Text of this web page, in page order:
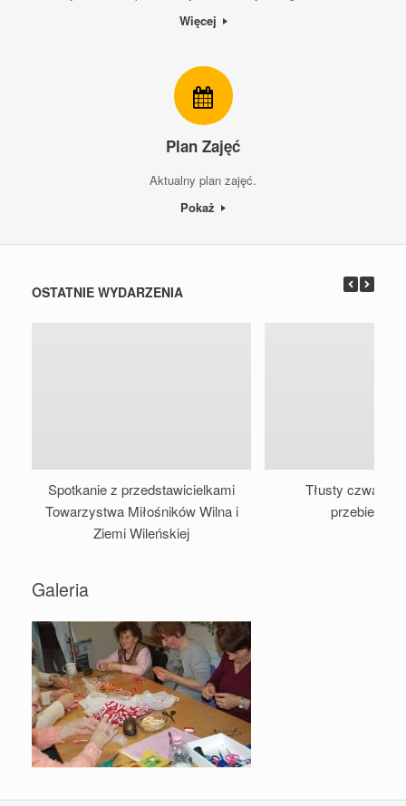
Więcej
Plan Zajęć
Aktualny plan zajęć.
Pokaż
OSTATNIE WYDARZENIA
Spotkanie z przedstawicielkami
Towarzystwa Miłośników Wilna i
Ziemi Wileńskiej
Tłusty czwartek
Galeria